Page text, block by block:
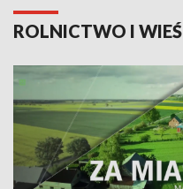
ROLNICTWO I WIEŚ